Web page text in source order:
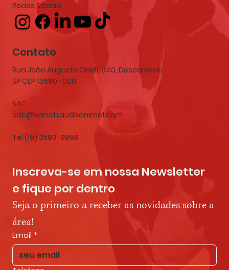
Redes Sociais
Contato
Rua João Augusto Cirelli, 640, Descalvado
SP CEP 13690 -000.
SAC
sac@vansilsaudeanimal.com
Tel (19) 3593-9999
Inscreva-se em nossa Newsletter
e fique por dentro
Seja o primeiro a receber as novidades sobre a
área!
Email *